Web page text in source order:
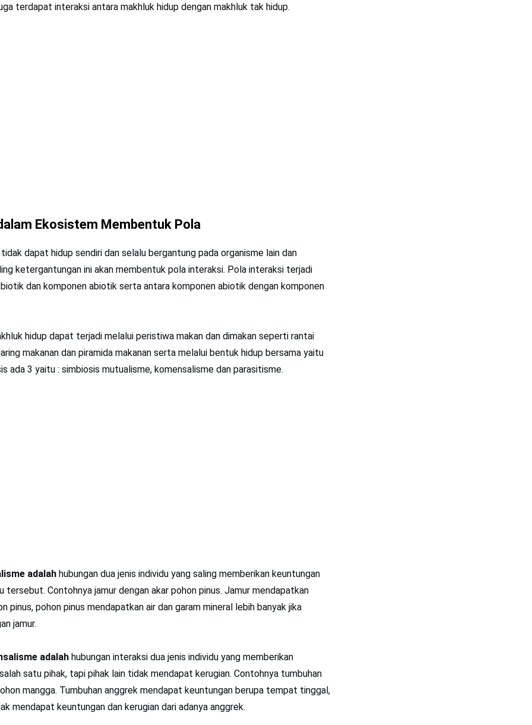
terdapat interaksi antara makhluk hidup dengan makhluk tak hidup.
Ekosistem Membentuk Pola
dapat hidup sendiri dan selalu bergantung pada organisme lain dan
ketergantungan ini akan membentuk pola interaksi. Pola interaksi terjadi
dan komponen abiotik serta antara komponen abiotik dengan komponen
hidup dapat terjadi melalui peristiwa makan dan dimakan seperti rantai
makanan dan piramida makanan serta melalui bentuk hidup bersama yaitu
ada 3 yaitu : simbiosis mutualisme, komensalisme dan parasitisme.
adalah hubungan dua jenis individu yang saling memberikan keuntungan
tersebut. Contohnya jamur dengan akar pohon pinus. Jamur mendapatkan
pinus, pohon pinus mendapatkan air dan garam mineral lebih banyak jika
jamur.
adalah hubungan interaksi dua jenis individu yang memberikan
satu pihak, tapi pihak lain tidak mendapat kerugian. Contohnya tumbuhan
mangga. Tumbuhan anggrek mendapat keuntungan berupa tempat tinggal,
mendapat keuntungan dan kerugian dari adanya anggrek.